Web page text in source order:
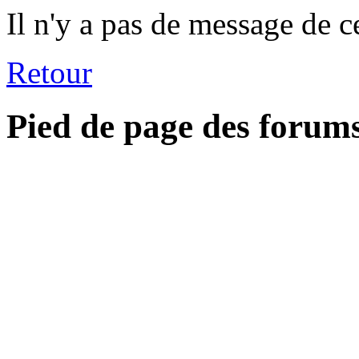
Il n'y a pas de message de
Retour
Pied de page des